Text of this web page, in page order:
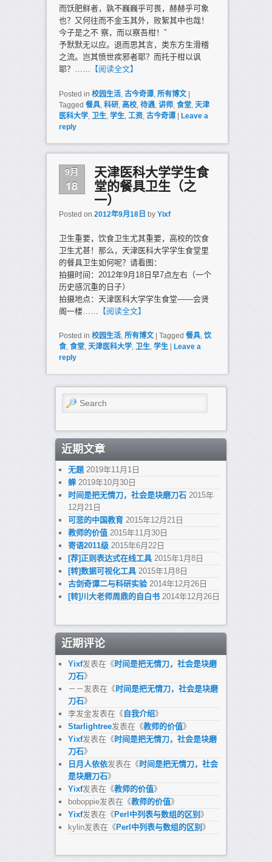
而饫肥鲜者，孰不巍巍乎可畏，赫赫乎可象
也？又何往而不金玉其外，败絮其中也哉！
今子是之不 察，而以察吾柑！”
予默默无以应。退而思其言，类东方生滑稽
之流。岂其愤世疾邪者耶？而托于柑以讽
耶？…… 【阅读全文】
Posted in 校园生活, 古今奇谭, 所有博文 |
Tagged 餐具, 科研, 高校, 待遇, 讲师, 食堂, 天津
医科大学, 卫生, 学生, 工资, 古今奇谭 | Leave a
reply
9月
18
天津医科大学学生食
堂的餐具卫生（之
一）
Posted on 2012年9月18日 by Yixf
卫生重要，饮食卫生尤其重要，高校的饮食
卫生尤甚！那么，天津医科大学学生食堂里
的餐具卫生如何呢？请看图：
拍摄时间：2012年9月18日早7点左右（一个
历史感沉重的日子）
拍摄地点：天津医科大学学生食堂——会贤
阁一楼……
【阅读全文】
Posted in 校园生活, 所有博文 | Tagged 餐具, 饮
食, 食堂, 天津医科大学, 卫生, 学生 | Leave a
reply
Search
近期文章
无题 2019年11月1日
蝉 2019年10月30日
时间是把无情刀，社会是块磨刀石 2015年
12月21日
可悲的中国教育 2015年12月21日
教师的价值 2015年11月30日
寄语2011级 2015年6月22日
[荐]正则表达式在线工具 2015年1月8日
[转]数据可视化工具 2015年1月8日
古剑奇谭二与科研实验 2014年12月26日
[转]川大老师周鼎的自白书 2014年12月26日
近期评论
Yixf发表在《时间是把无情刀，社会是块磨
刀石》
－－发表在《时间是把无情刀，社会是块磨
刀石》
李发金发表在《自我介绍》
Starlightree发表在《教师的价值》
Yixf发表在《时间是把无情刀，社会是块磨
刀石》
日月人依依发表在《时间是把无情刀，社会
是块磨刀石》
Yixf发表在《教师的价值》
boboppie发表在《教师的价值》
Yixf发表在《Perl中列表与数组的区别 》
kylin发表在《Perl中列表与数组的区别 》